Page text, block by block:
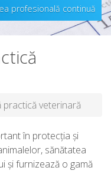
profesională continuă
practică veterinară
în protecţia şi
sănătatea
şi furnizează o gamă